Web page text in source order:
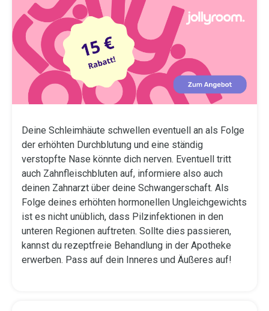
Deine Schleimhäute schwellen eventuell an als Folge
der erhöhten Durchblutung und eine ständig
verstopfte Nase könnte dich nerven. Eventuell tritt
auch Zahnfleischbluten auf, informiere also auch
deinen Zahnarzt über deine Schwangerschaft. Als
Folge deines erhöhten hormonellen Ungleichgewichts
ist es nicht unüblich, dass Pilzinfektionen in den
unteren Regionen auftreten. Sollte dies passieren,
kannst du rezeptfreie Behandlung in der Apotheke
erwerben. Pass auf dein Inneres und Äußeres auf!